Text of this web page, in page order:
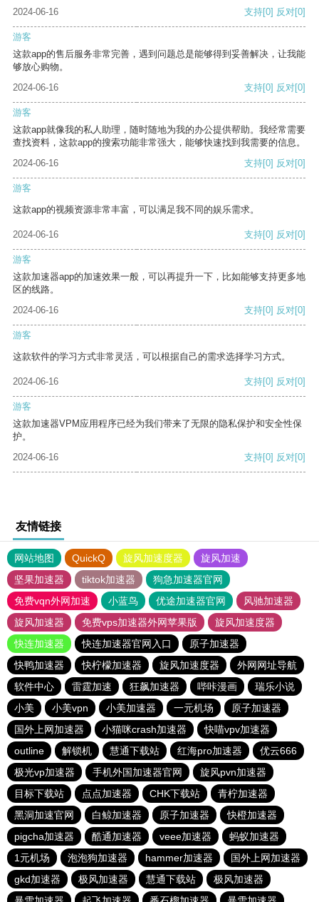
2024-06-16 支持[0] 反对[0]
游客
这款app的售后服务非常完善，遇到问题总是能够得到妥善解决，让我能
够放心购物。
2024-06-16
支持[0] 反对[0]
游客
这款app就像我的私人助理，随时随地为我的办公提供帮助。我经常需要
查找资料，这款app的搜索功能非常强大，能够快速找到我需要的信息。
2024-06-16
支持[0] 反对[0]
游客
这款app的视频资源非常丰富，可以满足我不同的娱乐需求。
2024-06-16 支持[0] 反对[0]
游客
这款加速器app的加速效果一般，可以再提升一下，比如能够支持更多地
区的线路。
2024-06-16
支持[0] 反对[0]
游客
这款软件的学习方式非常灵活，可以根据自己的需求选择学习方式。
2024-06-16 支持[0] 反对[0]
游客
这款加速器VPM应用程序已经为我们带来了无限的隐私保护和安全性保
护。
2024-06-16
支持[0] 反对[0]
友情链接
网站地图 QuickQ 旋风加速度器
旋风加速
坚果加速器
tiktok加速器
狗急加速器官网
免费vqn外网加速
小蓝鸟 优途加速器官网
风驰加速器
旋风加速器
免费vps加速器外网苹果版
旋风加速度器
快连加速器
快连加速器官网入口
原子加速器
快鸭加速器
快柠檬加速器 旋风加速度器
外网网址导航
软件中心
雷霆加速 狂飙加速器 哔咔漫画
瑞乐小说
小美
小美vpn 小美加速器 一元机场
原子加速器
国外上网加速器
小猫咪crash加速器
快喵vpv加速器
outline
解锁机 慧通下载站 红海pro加速器
优云666
极光vp加速器
手机外国加速器官网
旋风pvn加速器
目标下载站
点点加速器 CHK下载站
青柠加速器
黑洞加速官网
白鲸加速器 原子加速器
快橙加速器
pigcha加速器
酷通加速器 veee加速器
蚂蚁加速器
1元机场
泡泡狗加速器 hammer加速器
国外上网加速器
gkd加速器
极风加速器 慧通下载站
极风加速器